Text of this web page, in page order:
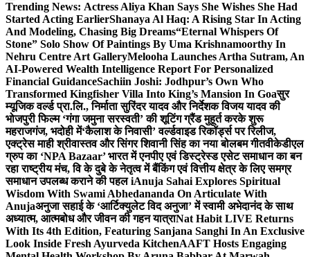
Trending News: Actress Aliya Khan Says She Wishes She Had
Started Acting EarlierShanaya Al Haq: A Rising Star In Acting
And Modeling, Chasing Big Dreams“Eternal Whispers Of
Stone” Solo Show Of Paintings By Uma Krishnamoorthy In
Nehru Centre Art GalleryMelooha Launches Artha Sutram, An
AI-Powered Wealth Intelligence Report For Personalized
Financial GuidanceSachiin Joshi: Jodhpur’s Own Who
Transformed Kingfisher Villa Into King’s Mansion In Goaसुर
म्यूजिक वर्ल्ड प्रा.लि., निर्माता सुरिंदर यादव और निर्देशक विजय यादव की
भोजपुरी फिल्म ‘गंगा जमुना सरस्वती’ की शूटिंग ग्रैंड मुहूर्त करके शुरू
महराजगंज, भदोही में‘कैलाश के निवासी’ वर्ल्डवाइड रिकॉर्ड्स पर रिलीज,
एक्ट्रेस माही श्रीवास्तव और सिंगर शिवानी सिंह का नया बोलबम गीतवीकेडीएल
ग्रुप का ‘NPA Bazaar’ भारत में एनपीए एवं डिस्ट्रेस्ड एसेट समाधान का बन
रहा राष्ट्रीय मंच, वि के दुबे के नेतृत्व में बैंकिंग एवं वित्तीय क्षेत्र के लिए समग्र
समाधान उपलब्ध कराने की पहल iAnuja Sahai Explores Spiritual
Wisdom With Swami Abhedananda On Articulate With
Anujaअनुजा सहाई के ‘आर्टिक्युलेट विद अनुजा’ में स्वामी अभेदानंद के साथ
अध्यात्म, आत्मबोध और जीवन की गहन यात्राNat Habit LIVE Returns
With Its 4th Edition, Featuring Sanjana Sanghi In An Exclusive
Look Inside Fresh Ayurveda KitchenAAFT Hosts Engaging